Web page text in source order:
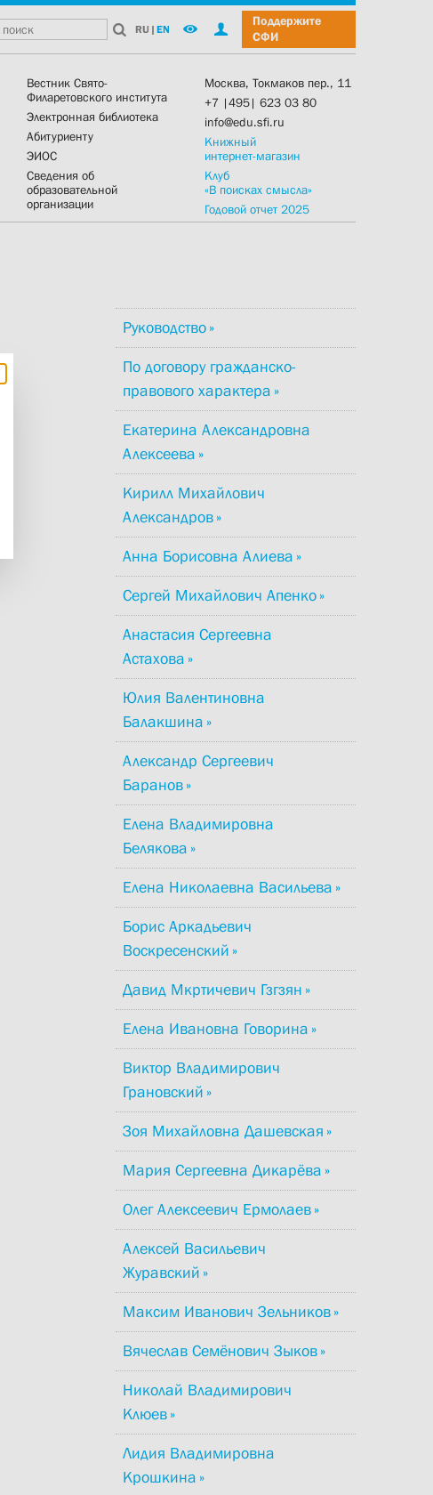
RU | EN
Поддержите
СФИ
Вестник Свято-
Филаретовского института
Электронная библиотека
Абитуриенту
ЭИОС
Сведения об
образовательной
организации
Москва, Токмаков пер., 11
+7 |495| 623 03 80
info@edu.sfi.ru
Книжный
интернет-магазин
Клуб
«В поисках смысла»
Годовой отчет 2025
Руководство
По договору гражданско-
правового характера
Екатерина Александровна
Алексеева
Кирилл Михайлович
Александров
Анна Борисовна Алиева
Сергей Михайлович Апенко
Анастасия Сергеевна
Астахова
Юлия Валентиновна
Балакшина
Александр Сергеевич
Баранов
Елена Владимировна
Белякова
Елена Николаевна Васильева
Борис Аркадьевич
Воскресенский
Давид Мкртичевич Гзгзян
Елена Ивановна Говорина
Виктор Владимирович
Грановский
Зоя Михайловна Дашевская
Мария Сергеевна Дикарёва
Олег Алексеевич Ермолаев
Алексей Васильевич
Журавский
Максим Иванович Зельников
Вячеслав Семёнович Зыков
Николай Владимирович
Клюев
Лидия Владимировна
Крошкина